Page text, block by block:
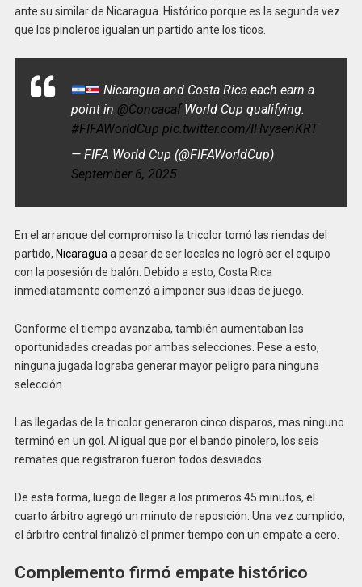
ante su similar de Nicaragua. Histórico porque es la segunda vez
que los pinoleros igualan un partido ante los ticos.
Nicaragua and Costa Rica each earn a
point in @ConcacafWorld Cup qualifying.
#FIFAWorldCup pic.twitter.com/IHvyaenKRT
— FIFA World Cup (@FIFAWorldCup)
September 6, 2025
En el arranque del compromiso la tricolor tomó las riendas del
partido, Nicaraguaa pesar de ser locales no logró ser el equipo
con la posesión de balón. Debido a esto, Costa Rica
inmediatamente comenzó a imponer sus ideas de juego.
Conforme el tiempo avanzaba, también aumentaban las
oportunidades creadas por ambas selecciones. Pese a esto,
ninguna jugada lograba generar mayor peligro para ninguna
selección.
Las llegadas de la tricolor generaron cinco disparos, mas ninguno
terminó en un gol. Al igual que por el bando pinolero, los seis
remates que registraron fueron todos desviados.
De esta forma, luego de llegar a los primeros 45 minutos, el
cuarto árbitro agregó un minuto de reposición. Una vez cumplido,
el árbitro central finalizó el primer tiempo con un empate a cero.
Complemento firmó empate histórico